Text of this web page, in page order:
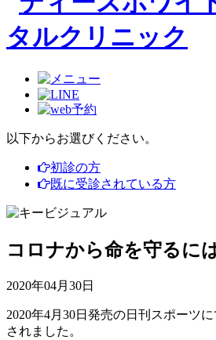
以下からお選びください。
初診の方
既に受診されている方
コロナから命を守るに
2020年04月30日
2020年4月30日発売の日刊スポーツ
されました。